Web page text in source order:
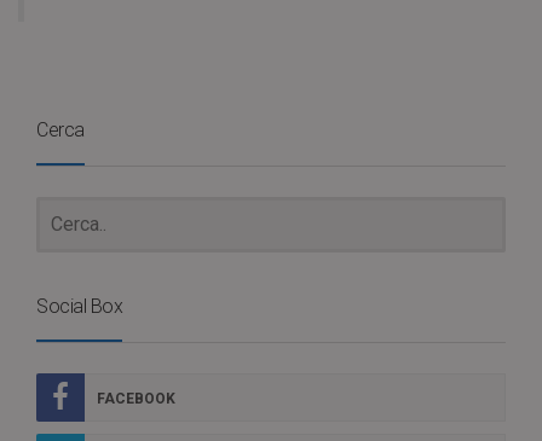
Cerca
Social Box
FACEBOOK